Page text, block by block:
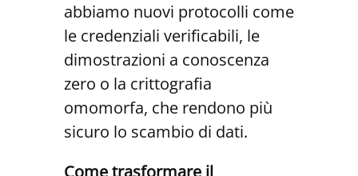
abbiamo nuovi protocolli come
le credenziali verificabili, le
dimostrazioni a conoscenza
zero o la crittografia
omomorfa, che rendono più
sicuro lo scambio di dati.